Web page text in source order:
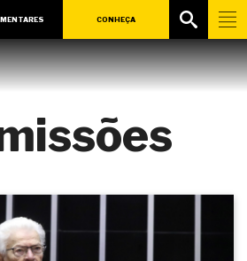
CONHEÇA